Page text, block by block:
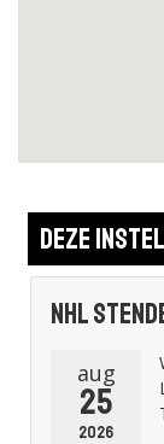
Deze
NHL
aug
25
2026